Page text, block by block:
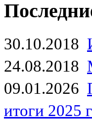
30.10.2018
24.08.2018
09.01.2026
итоги 2025